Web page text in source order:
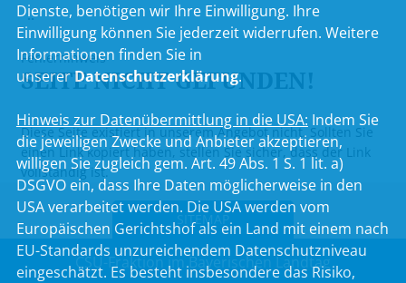
..
Fehlerhinweis
SEITE NICHT GEFUNDEN!
Diese Seite existiert in unserem Angebot nicht. Sollten Sie
einen Link kopiert haben, stellen Sie sicher, dass der Link
vollständig ist.
SITEMAP
CSU-Fraktion im Bayerischen Landtag
Dienste, benötigen wir Ihre Einwilligung. Ihre
Einwilligung können Sie jederzeit widerrufen. Weitere
Informationen finden Sie in
unserer Datenschutzerklärung.
Hinweis zur Datenübermittlung in die USA: Indem Sie
die jeweiligen Zwecke und Anbieter akzeptieren,
willigen Sie zugleich gem. Art. 49 Abs. 1 S. 1 lit. a)
DSGVO ein, dass Ihre Daten möglicherweise in den
USA verarbeitet werden. Die USA werden vom
Europäischen Gerichtshof als ein Land mit einem nach
EU-Standards unzureichendem Datenschutzniveau
eingeschätzt. Es besteht insbesondere das Risiko,